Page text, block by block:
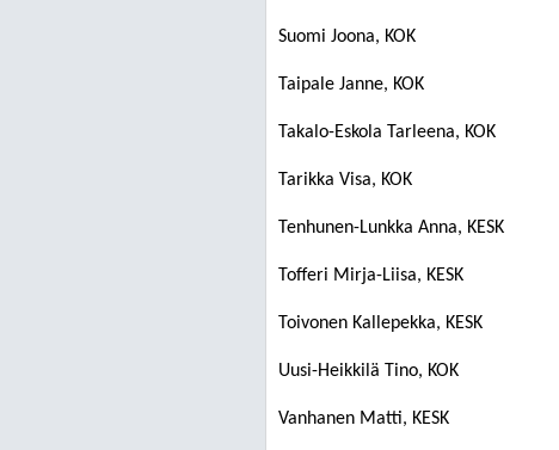
Suomi Joona, KOK
Taipale Janne, KOK
Takalo-Eskola Tarleena, KOK
Tarikka Visa, KOK
Tenhunen-Lunkka Anna, KESK
Tofferi Mirja-Liisa, KESK
Toivonen Kallepekka, KESK
Uusi-Heikkilä Tino, KOK
Vanhanen Matti, KESK